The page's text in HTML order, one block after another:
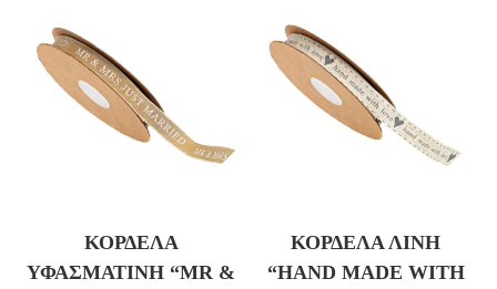
ΚΟΡΔΈΛΑ
ΥΦΑΣΜΆΤΙΝΗ “MR &
ΚΟΡΔΈΛΑ ΛΙΝΉ
“HAND MADE WITH